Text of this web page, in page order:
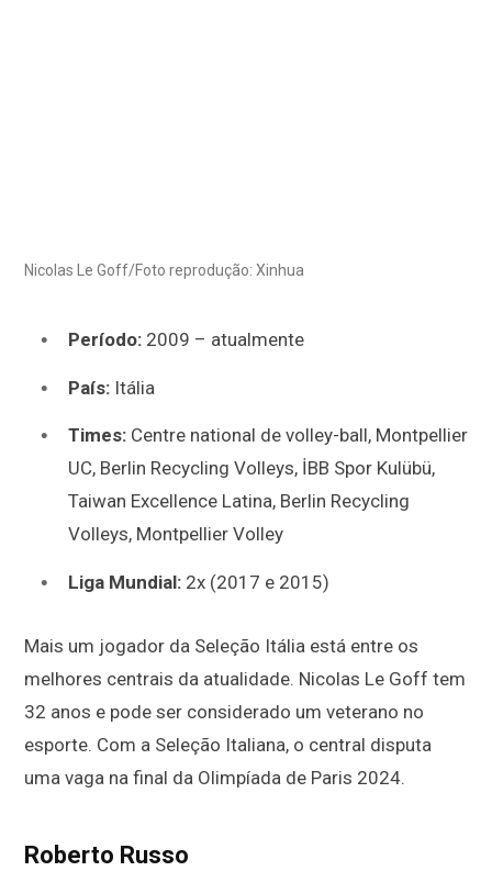
Nicolas Le Goff/Foto reprodução: Xinhua
Período: 2009 – atualmente
País: Itália
Times: Centre national de volley-ball, Montpellier
UC, Berlin Recycling Volleys, İBB Spor Kulübü,
Taiwan Excellence Latina, Berlin Recycling
Volleys, Montpellier Volley
Liga Mundial: 2x (2017 e 2015)
Mais um jogador da Seleção Itália está entre os
melhores centrais da atualidade. Nicolas Le Goff tem
32 anos e pode ser considerado um veterano no
esporte. Com a Seleção Italiana, o central disputa
uma vaga na final da Olimpíada de Paris 2024.
Roberto Russo